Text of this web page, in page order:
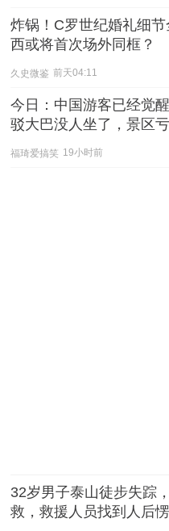
炸锅！C罗世纪婚礼细
西或将首次场外同框？
久史微鉴 前天04:11
今日：中国游客已经觉
驳大巴没人坐了，景区
还骂消费降级，活该！
福琦爱搞笑 19小时前
32岁男子泰山徒步失踪
救，救援人员找到人后